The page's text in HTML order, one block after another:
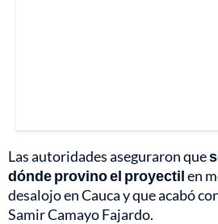
Las autoridades aseguraron que
dónde provino el proyectilen
desalojo en Cauca y que acabó
Samir Camayo Fajardo.